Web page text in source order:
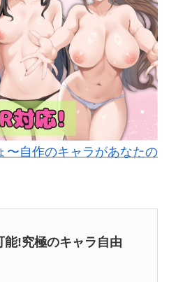
〜自作のキャラがあなたの
能!究極のキャラ自由